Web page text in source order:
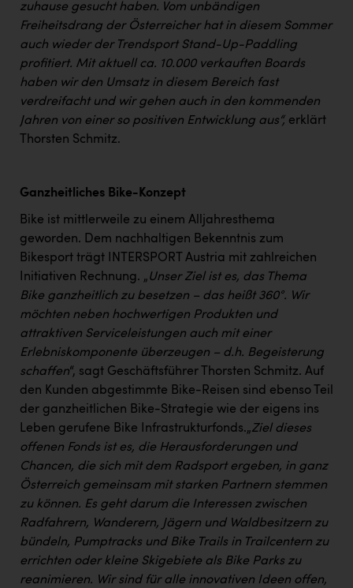
zuhause gesucht haben. Vom unbändigen
Freiheitsdrang der Österreicher hat in diesem Sommer
auch wieder der Trendsport Stand-Up-Paddling
profitiert. Mit aktuell ca. 10.000 verkauften Boards
haben wir den Umsatz in diesem Bereich fast
verdreifacht und wir gehen auch in den kommenden
Jahren von einer so positiven Entwicklung aus“, erklärt
Thorsten Schmitz.
Ganzheitliches Bike-Konzept
Bike ist mittlerweile zu einem Alljahresthema
geworden. Dem nachhaltigen Bekenntnis zum
Bikesport trägt INTERSPORT Austria mit zahlreichen
Initiativen Rechnung. „Unser Ziel ist es, das Thema
Bike ganzheitlich zu besetzen – das heißt 360°. Wir
möchten neben hochwertigen Produkten und
attraktiven Serviceleistungen auch mit einer
Erlebniskomponente überzeugen – d.h. Begeisterung
schaffen“, sagt Geschäftsführer Thorsten Schmitz. Auf
den Kunden abgestimmte Bike-Reisen sind ebenso Teil
der ganzheitlichen Bike-Strategie wie der eigens ins
Leben gerufene Bike Infrastrukturfonds.„Ziel dieses
offenen Fonds ist es, die Herausforderungen und
Chancen, die sich mit dem Radsport ergeben, in ganz
Österreich gemeinsam mit starken Partnern stemmen
zu können. Es geht darum die Interessen zwischen
Radfahrern, Wanderern, Jägern und Waldbesitzern zu
bündeln, Pumptracks und Bike Trails in Trailcentern zu
errichten oder kleine Skigebiete als Bike Parks zu
reanimieren. Wir sind für alle innovativen Ideen offen,